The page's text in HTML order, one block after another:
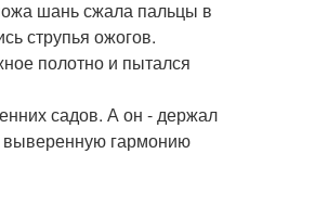
шань сжала пальцы в
струпья ожогов.
полотно и пытался
садов. А он - держал
выверенную гармонию